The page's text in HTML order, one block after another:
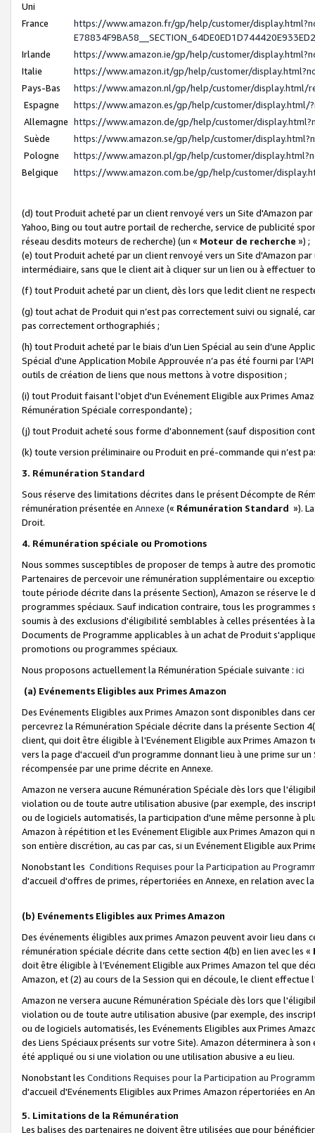
Uni
France
https://www.amazon.fr/gp/help/customer/
Irlande
https://www.amazon.ie/gp/help/customer/
Italie
https://www.amazon.it/gp/help/customer/
Pays-Bas
https://www.amazon.nl/gp/help/customer/display.html/
Espagne
https://www.amazon.es/gp/help/customer/display.html/
Allemagne https://www.amazon.de/gp/help/customer/
Suède
https://www.amazon.se/gp/help/customer/
Pologne
https://www.amazon.pl/gp/help/customer/
Belgique
https://www.amazon.com.be/gp/help/customer/
(d) tout Produit acheté par un client renvoyé vers un Site d'Amazon
Yahoo, Bing ou tout autre portail de recherche, service de publicité
réseau desdits moteurs de recherche) (un « Moteur de recherche ») ;
(e) tout Produit acheté par un client renvoyé vers un Site d'Amazon
intermédiaire, sans que le client ait à cliquer sur un lien ou à
(f) tout Produit acheté par un client, dès lors que ledit client ne
(g) tout achat de Produit qui n’est pas correctement suivi ou signalé,
pas correctement orthographiés ;
(h) tout Produit acheté par le biais d’un Lien Spécial au sein d’une
Spécial d'une Application Mobile Approuvée n’a pas été fourni par
outils de création de liens que nous mettons à votre disposition ;
(i) tout Produit faisant l'objet d'un Evénement Eligible aux Primes
Rémunération Spéciale correspondante) ;
(j) tout Produit acheté sous forme d'abonnement (sauf disposition
(k) toute version préliminaire ou Produit en pré-commande qui n’est
3. Rémunération Standard
Sous réserve des limitations décrites dans le présent Décompte de
rémunération présentée en Annexe (« Rémunération Standard »).
Droit.
4. Rémunération spéciale ou Promotions
Nous sommes susceptibles de proposer de temps à autre des
Partenaires de percevoir une rémunération supplémentaire ou
toute période décrite dans la présente Section), Amazon se réserve
programmes spéciaux. Sauf indication contraire, tous les
soumis à des exclusions d'éligibilité semblables à celles présentées à
Documents de Programme applicables à un achat de Produit
promotions ou programmes spéciaux.
Nous proposons actuellement la Rémunération Spéciale suivante : ici
(a) Evénements Eligibles aux Primes Amazon
Des Evénements Eligibles aux Primes Amazon sont disponibles dans
percevrez la Rémunération Spéciale décrite dans la présente Section
client, qui doit être éligible à l'Evénement Eligible aux Primes Amazon
vers la page d'accueil d'un programme donnant lieu à une prime sur
récompensée par une prime décrite en Annexe.
Amazon ne versera aucune Rémunération Spéciale dès lors que
violation ou de toute autre utilisation abusive (par exemple, des
ou de logiciels automatisés, la participation d'une même personne à
Amazon à répétition et les Evénement Eligible aux Primes Amazon qui
son entière discrétion, au cas par cas, si un Evénement Eligible aux
Nonobstant les Conditions Requises pour la Participation au
d'accueil d'offres de primes, répertoriées en Annexe, en relation avec
(b) Evénements Eligibles aux Primes Amazon
Des événements éligibles aux primes Amazon peuvent avoir lieu dans
rémunération spéciale décrite dans cette section 4(b) en lien avec les «
doit être éligible à l’Evénement Eligible aux Primes Amazon tel que
Amazon, et (2) au cours de la Session qui en découle, le client
Amazon ne versera aucune Rémunération Spéciale dès lors que
violation ou de toute autre utilisation abusive (par exemple, des
ou de logiciels automatisés, les Evénements Eligibles aux Primes
des Liens Spéciaux présents sur votre Site). Amazon déterminera à
été appliqué ou si une violation ou une utilisation abusive a eu lieu.
Nonobstant les Conditions Requises pour la Participation au
d'accueil d'Evénements Eligibles aux Primes Amazon répertoriées en
5. Limitations de la Rémunération
Les balises des partenaires ne doivent être utilisées que pour